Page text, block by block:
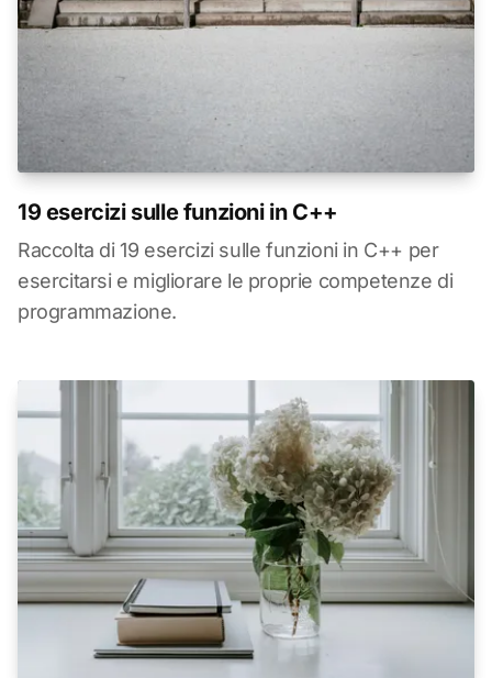
19 esercizi sulle funzioni in C++
Raccolta di 19 esercizi sulle funzioni in C++ per
esercitarsi e migliorare le proprie competenze di
programmazione.